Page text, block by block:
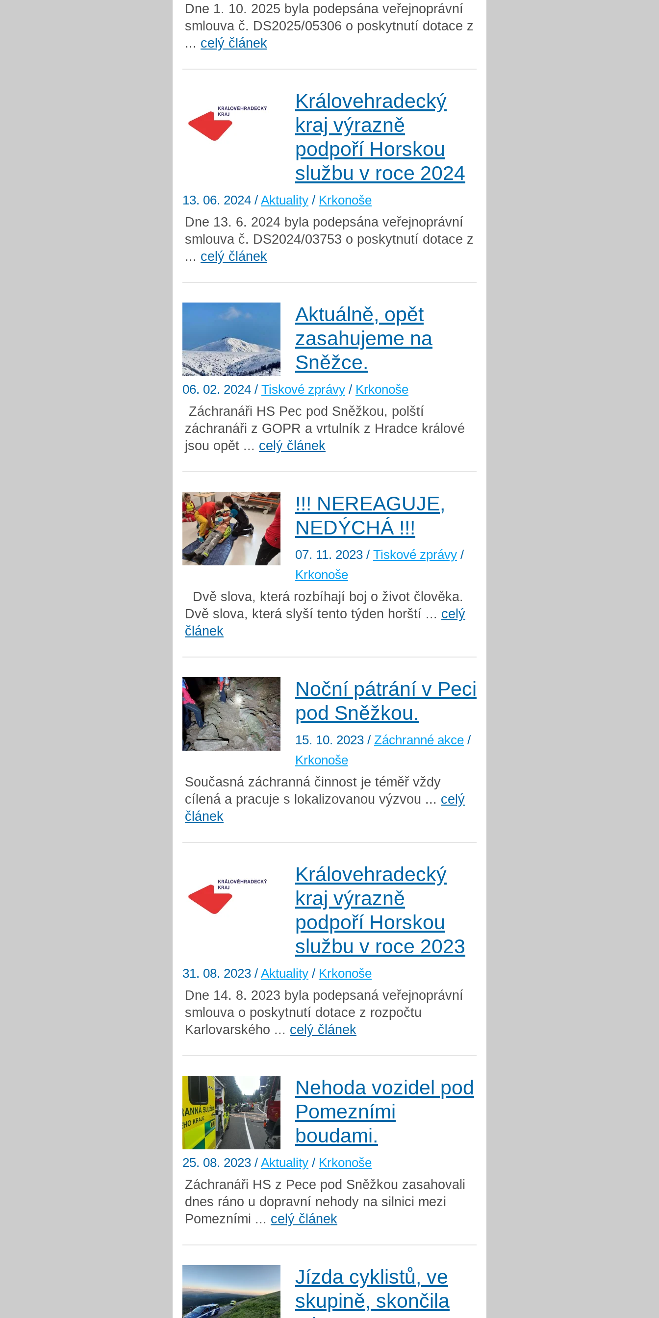
Dne 1. 10. 2025 byla podepsána veřejnoprávní
smlouva č. DS2025/05306 o poskytnutí dotace z
... celý článek
Královehradecký
kraj výrazně
podpoří Horskou
službu v roce 2024
13. 06. 2024 / Aktuality / Krkonoše
Dne 13. 6. 2024 byla podepsána veřejnoprávní
smlouva č. DS2024/03753 o poskytnutí dotace z
... celý článek
Aktuálně, opět
zasahujeme na
Sněžce.
06. 02. 2024 / Tiskové zprávy / Krkonoše
Záchranáři HS Pec pod Sněžkou, polští
záchranáři z GOPR a vrtulník z Hradce králové
jsou opět ... celý článek
!!! NEREAGUJE,
NEDÝCHÁ !!!
07. 11. 2023 / Tiskové zprávy /
Krkonoše
Dvě slova, která rozbíhají boj o život člověka.
Dvě slova, která slyší tento týden horští ... celý
článek
Noční pátrání v Peci
pod Sněžkou.
15. 10. 2023 / Záchranné akce /
Krkonoše
Současná záchranná činnost je téměř vždy
cílená a pracuje s lokalizovanou výzvou ... celý
článek
Královehradecký
kraj výrazně
podpoří Horskou
službu v roce 2023
31. 08. 2023 / Aktuality / Krkonoše
Dne 14. 8. 2023 byla podepsaná veřejnoprávní
smlouva o poskytnutí dotace z rozpočtu
Karlovarského ... celý článek
Nehoda vozidel pod
Pomezními
boudami.
25. 08. 2023 / Aktuality / Krkonoše
Záchranáři HS z Pece pod Sněžkou zasahovali
dnes ráno u dopravní nehody na silnici mezi
Pomezními ... celý článek
Jízda cyklistů, ve
skupině, skončila